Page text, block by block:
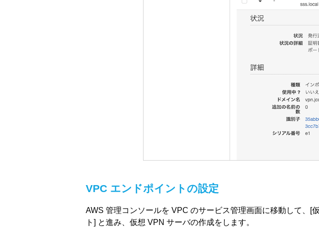
VPC エンドポイントの設定
AWS 管理コンソールを VPC のサービス管理画面に移動して、[
ト] と進み、仮想 VPN サーバの作成をします。